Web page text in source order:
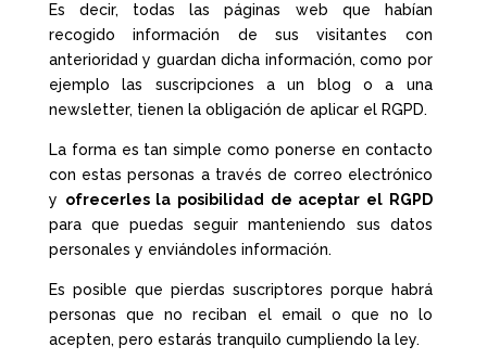
Es decir, todas las páginas web que habían
recogido información de sus visitantes con
anterioridad y guardan dicha información, como por
ejemplo las suscripciones a un blog o a una
newsletter, tienen la obligación de aplicar el RGPD.
La forma es tan simple como ponerse en contacto
con estas personas a través de correo electrónico
y ofrecerles la posibilidad de aceptar el RGPD
para que puedas seguir manteniendo sus datos
personales y enviándoles información.
Es posible que pierdas suscriptores porque habrá
personas que no reciban el email o que no lo
acepten, pero estarás tranquilo cumpliendo la ley.